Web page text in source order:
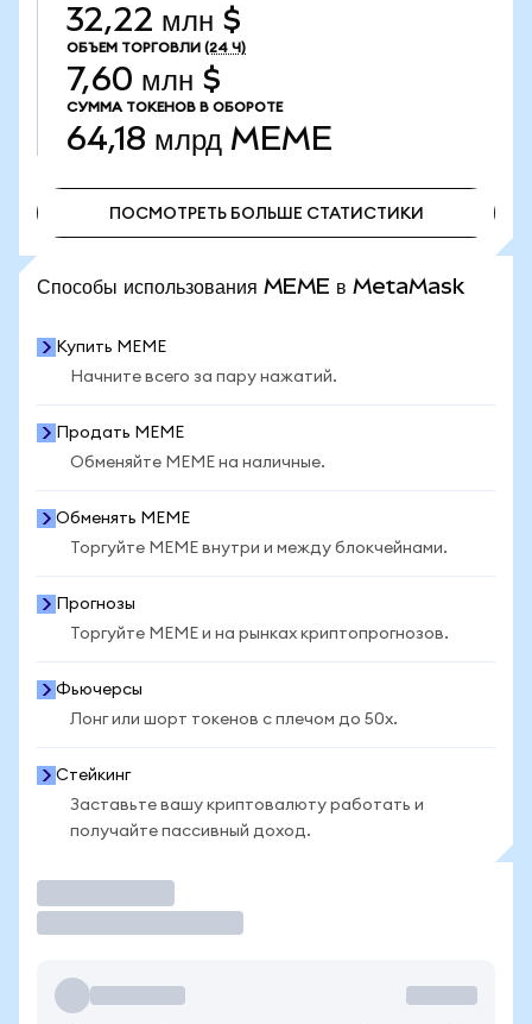
32,22 млн $
ОБЪЕМ ТОРГОВЛИ (24 Ч)
7,60 млн $
СУММА ТОКЕНОВ В ОБОРОТЕ
64,18 млрд MEME
ПОСМОТРЕТЬ БОЛЬШЕ СТАТИСТИКИ
Способы использования MEME в MetaMask
Купить MEME
Начните всего за пару нажатий.
Продать MEME
Обменяйте MEME на наличные.
Обменять MEME
Торгуйте MEME внутри и между блокчейнами.
Прогнозы
Торгуйте MEME и на рынках криптопрогнозов.
Фьючерсы
Лонг или шорт токенов с плечом до 50x.
Стейкинг
Заставьте вашу криптовалюту работать и
получайте пассивный доход.